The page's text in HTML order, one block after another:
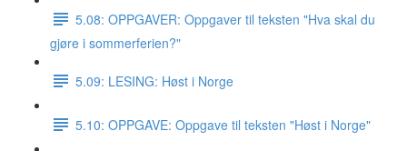
5.08: OPPGAVER: Oppgaver til teksten "Hva skal du
gjøre i sommerferien?"
5.09: LESING: Høst i Norge
5.10: OPPGAVE: Oppgave til teksten "Høst i Norge"